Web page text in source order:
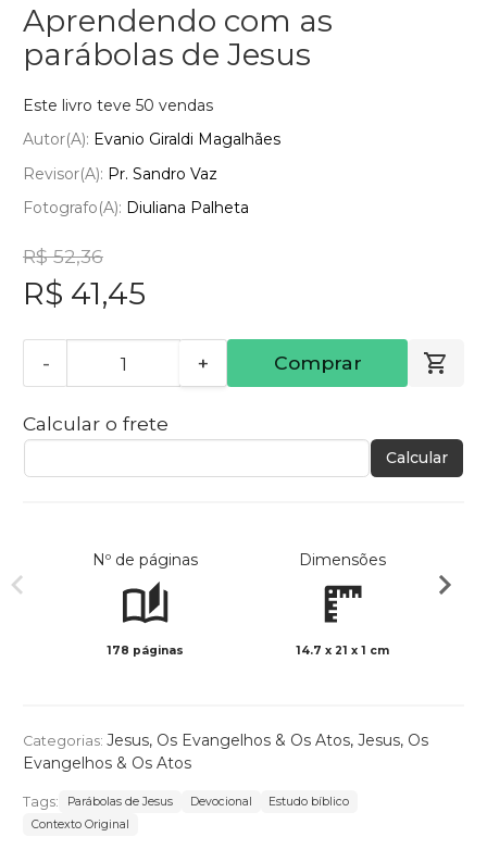
Aprendendo com as
parábolas de Jesus
Este livro teve 50 vendas
Autor(a): Evanio Giraldi Magalhães
Revisor(a): Pr. Sandro Vaz
Fotografo(a): Diuliana Palheta
R$ 52,36
R$ 41,45
- + Comprar
Calcular o frete
Calcular
Nº de páginas
178 páginas
Dimensões
14.7 x 21 x 1 cm
Categorias: Jesus, Os Evangelhos & Os Atos, Jesus, Os
Evangelhos & Os Atos
Tags: Parábolas de Jesus Devocional
Estudo bíblico
Contexto Original